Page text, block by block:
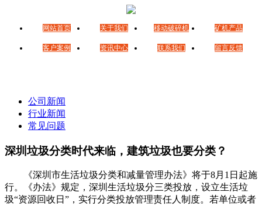
网站首页 关于我们 移动破碎机 矿机产品
客户案例 资讯中心 联系我们 留言反馈
公司新闻
行业新闻
常见问题
深圳垃圾分类时代来临，建筑垃圾也要分类？
《深圳市生活垃圾分类和减量管理办法》将于8月1日起施
行。《办法》规定，深圳生活垃圾分三类投放，设立生活垃
圾“资源回收日”，实行分类投放管理责任人制度。若单位或者